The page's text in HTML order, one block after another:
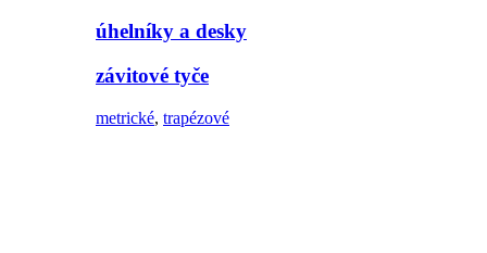
úhelníky a desky
závitové tyče
metrické, trapézové